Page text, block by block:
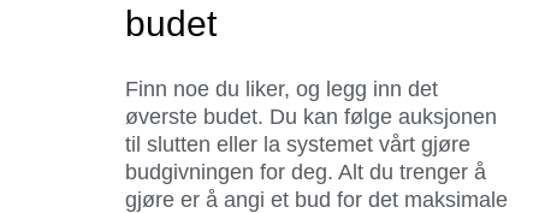
budet
Finn noe du liker, og legg inn det
øverste budet. Du kan følge auksjonen
til slutten eller la systemet vårt gjøre
budgivningen for deg. Alt du trenger å
gjøre er å angi et bud for det maksimale